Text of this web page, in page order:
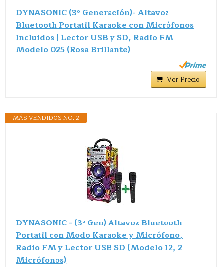
DYNASONIC (3º Generación)- Altavoz
Bluetooth Portatil Karaoke con Micrófonos
Incluidos | Lector USB y SD, Radio FM
Modelo 025 (Rosa Brillante)
Ver Precio
MÁS VENDIDOS NO. 2
DYNASONIC - (3ª Gen) Altavoz Bluetooth
Portatil con Modo Karaoke y Micrófono,
Radio FM y Lector USB SD (Modelo 12, 2
Micrófonos)